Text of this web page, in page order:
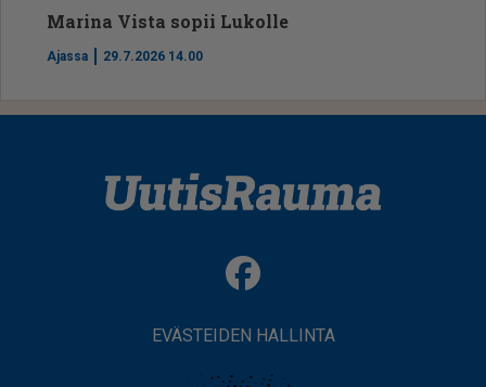
Marina Vista sopii Lukolle
Ajassa 29.7.2026 14.00
EVÄSTEIDEN HALLINTA